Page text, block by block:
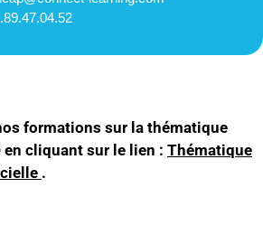
formations sur la thématique
en cliquant sur le lien : Thématique
.